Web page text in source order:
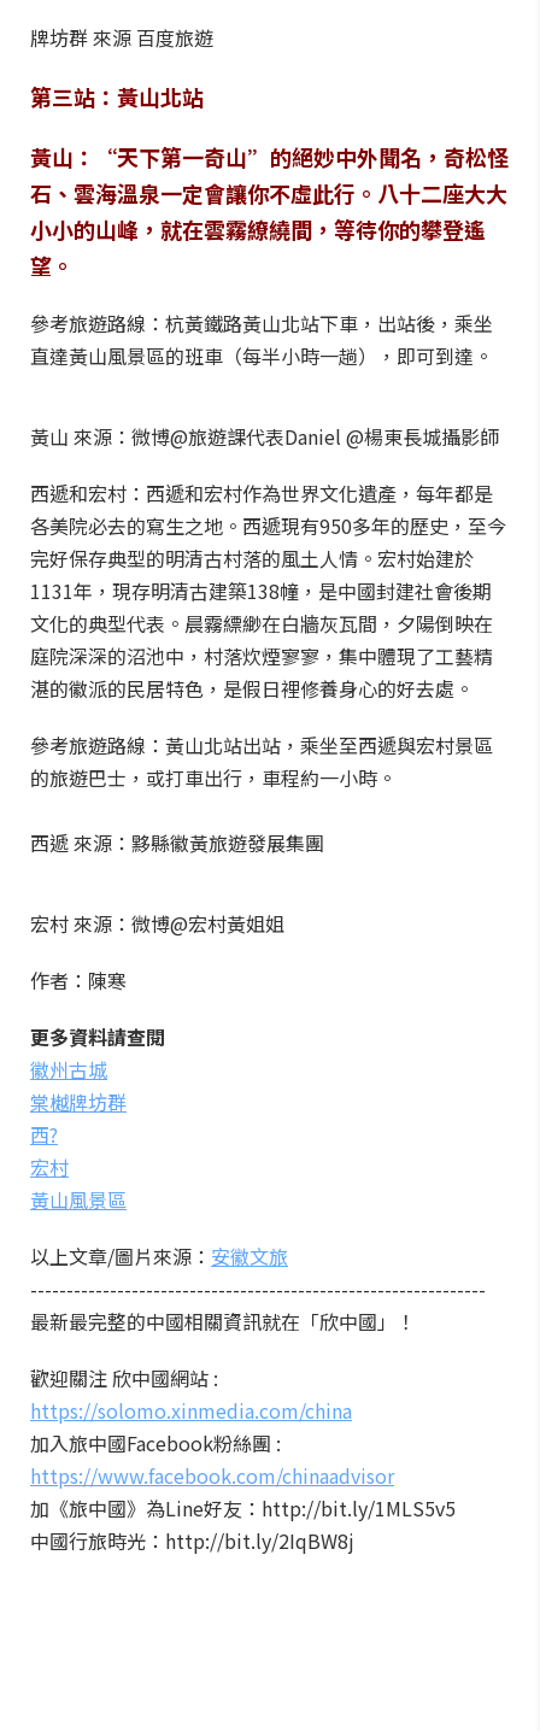
牌坊群 來源 百度旅遊
第三站：黃山北站
黃山：“天下第一奇山”的絕妙中外聞名，奇松怪
石、雲海溫泉一定會讓你不虛此行。八十二座大大
小小的山峰，就在雲霧繚繞間，等待你的攀登遙
望。
參考旅遊路線：杭黃鐵路黃山北站下車，出站後，乘坐
直達黃山風景區的班車（每半小時一趟），即可到達。
黃山 來源：微博@旅遊課代表Daniel @楊東長城攝影師
西遞和宏村：西遞和宏村作為世界文化遺產，每年都是
各美院必去的寫生之地。西遞現有950多年的歷史，至今
完好保存典型的明清古村落的風土人情。宏村始建於
1131年，現存明清古建築138幢，是中國封建社會後期
文化的典型代表。晨霧縹緲在白牆灰瓦間，夕陽倒映在
庭院深深的沼池中，村落炊煙寥寥，集中體現了工藝精
湛的徽派的民居特色，是假日裡修養身心的好去處。
參考旅遊路線：黃山北站出站，乘坐至西遞與宏村景區
的旅遊巴士，或打車出行，車程約一小時。
西遞 來源：黟縣徽黃旅遊發展集團
宏村 來源：微博@宏村黃姐姐
作者：陳寒
更多資料請查閱
徽州古城
棠樾牌坊群
西?
宏村
黃山風景區
以上文章/圖片來源： 安徽文旅
---------------------------------------------------------------
最新最完整的中國相關資訊就在「欣中國」！
歡迎關注 欣中國網站 :
https://solomo.xinmedia.com/china
加入旅中國Facebook粉絲團 :
https://www.facebook.com/chinaadvisor
加《旅中國》為Line好友：http://bit.ly/1MLS5v5
中國行旅時光：http://bit.ly/2IqBW8j